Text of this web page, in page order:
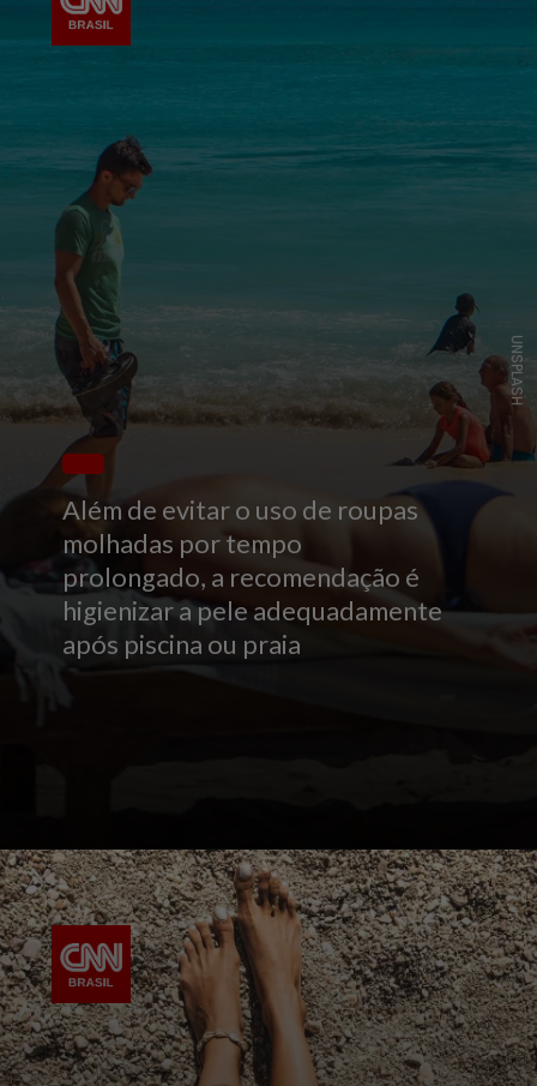
Além de evitar o uso de roupas
molhadas por tempo
prolongado, a recomendação é
higienizar a pele adequadamente
após piscina ou praia
UNSPLASH